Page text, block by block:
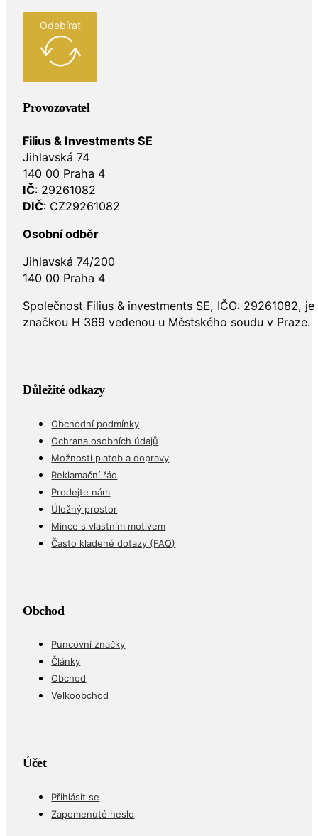
Odebírat
Provozovatel
Filius & Investments SE
Jihlavská 74
140 00 Praha 4
IČ: 29261082
DIČ: CZ29261082
Osobní odběr
Jihlavská 74/200
140 00 Praha 4
Společnost Filius & investments SE, IČO: 29261082,
značkou H 369 vedenou u Městského soudu v Praze.
Důležité odkazy
Obchodní podmínky
Ochrana osobních údajů
Možnosti plateb a dopravy
Reklamační řád
Prodejte nám
Úložný prostor
Mince s vlastním motivem
Často kladené dotazy (FAQ)
Obchod
Puncovní značky
Články
Obchod
Velkoobchod
Účet
Přihlásit se
Zapomenuté heslo